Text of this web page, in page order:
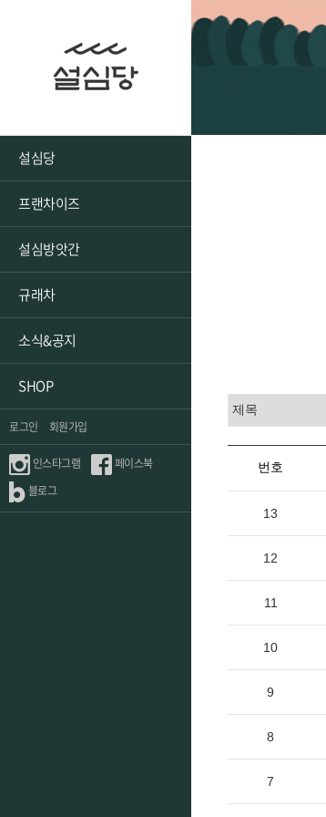
설심당
프랜차이즈
설심방앗간
규래차
소식&공지
SHOP
로그인 회원가입
인스타그램
페이스북
블로그
번호
13
12
11
10
9
8
7